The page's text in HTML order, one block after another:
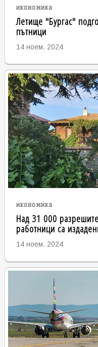
икономика
Летище "Бургас"
пътници
14 ноем. 2024
икономика
Над 31 000
работници са
14 ноем. 2024